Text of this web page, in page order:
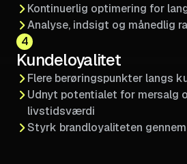
Kontinuerlig optimering for
Analyse, indsigt og månedlig
4
Kundeloyalitet
Flere berøringspunkter langs
Udnyt potentialet for mersalg
livstidsværdi
Styrk brandloyaliteten